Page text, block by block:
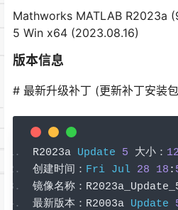
Mathworks MATLAB R2023a
5 Win x64 (2023.08.16)
版本信息
# 最新升级补丁 (更新补丁安装
R2023a Update 5 大小：
创建时间： Fri Jul 28 18 :
镜像名称：
最新版本： R2003a Update